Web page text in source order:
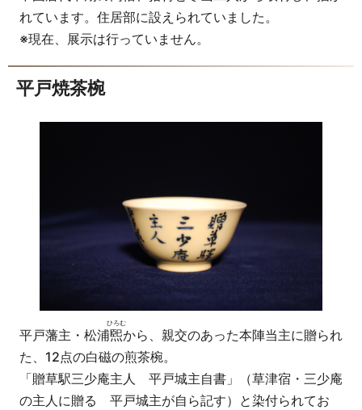
れています。住居部に設えられていました。
※現在、展示は行っていません。
平戸焼茶椀
平戸藩主・松浦煕
ひろむ
から、親交のあった本陣当主に贈られ
た、12点の白磁の煎茶椀。
「贈草駅三少庵主人 平戸城主自書」（草津宿・三少庵
の主人に贈る 平戸城主が自ら記す）と染付られてお